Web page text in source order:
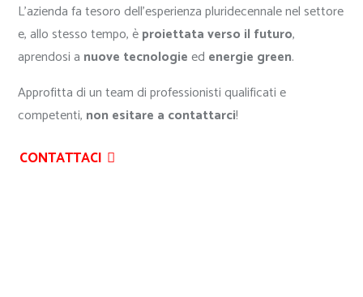
L’azienda fa tesoro dell’esperienza pluridecennale nel settore
e, allo stesso tempo, èproiettata verso il futuro,
aprendosi a nuove tecnologieed energie green.
Approfitta di un team di professionisti qualificati e
competenti, non esitare a contattarci!
CONTATTACI